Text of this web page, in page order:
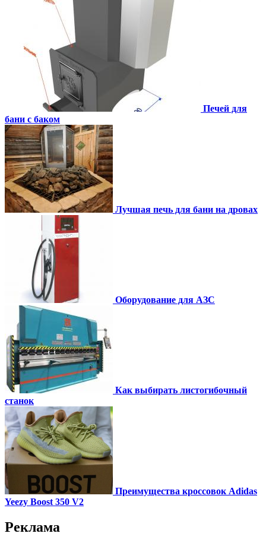
Печей для
бани с баком
Лучшая печь для бани на дровах
Оборудование для АЗС
Как выбирать листогибочный
станок
Преимущества кроссовок Adidas
Yeezy Boost 350 V2
Реклама